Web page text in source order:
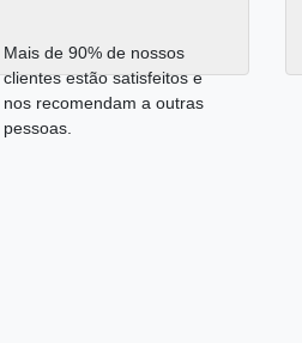
Mais de 90% de nossos
clientes estão satisfeitos e
nos recomendam a outras
pessoas.